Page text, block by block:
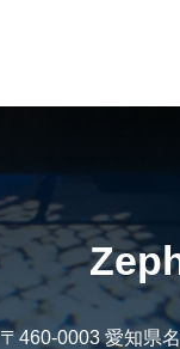
〒460-0003 愛知県